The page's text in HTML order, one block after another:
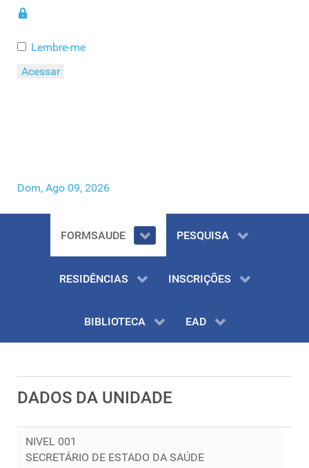
Lembre-me
Acessar
Dom, Ago 09, 2026
FORMSAUDE PESQUISA
RESIDÊNCIAS INSCRIÇÕES
BIBLIOTECA EAD
DADOS DA UNIDADE
NIVEL 001
SECRETÁRIO DE ESTADO DA SAÚDE